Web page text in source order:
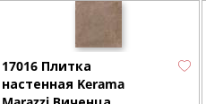
17016 Плитка
настенная Kerama